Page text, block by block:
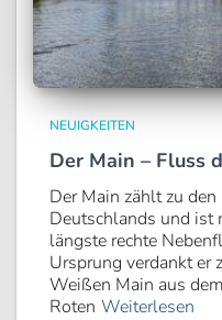
NEUIGKEITEN
Der Main – Fluss
Der Main zählt zu
Deutschlands und
längste rechte
Ursprung verdankt er
Weißen Main aus
Roten Weiterlesen